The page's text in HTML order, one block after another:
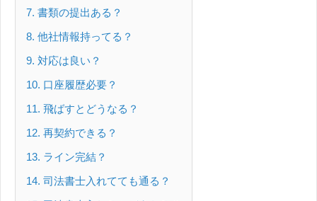
7 書類の提出ある？
8 他社情報持ってる？
9 対応は良い？
10 口座履歴必要？
11 飛ばすとどうなる？
12 再契約できる？
13 ライン完結？
14 司法書士入れてても通る？